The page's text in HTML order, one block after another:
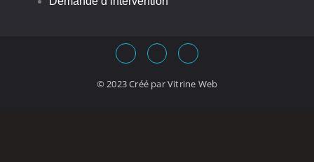
© 2023 Créé parVitrine Web